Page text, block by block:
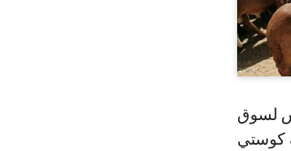
لسوق
كوستي